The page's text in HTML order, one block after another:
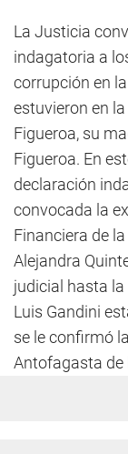
La Justicia
indagatoria a
corrupción en
estuvieron en
Figueroa, su
Figueroa. En
declaración
convocada la
Financiera de
Alejandra
judicial hasta
Luis Gandini
se le confirmó
Antofagasta de